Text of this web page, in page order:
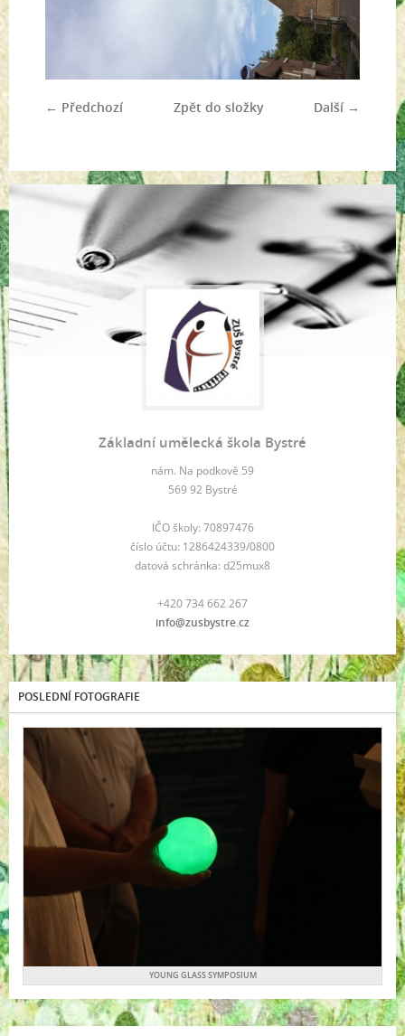
← Předchozí Další →
Zpět do složky
Základní umělecká škola Bystré
nám. Na podkově 59
569 92 Bystré
IČO školy: 70897476
číslo účtu: 1286424339/0800
datová schránka: d25mux8
+420 734 662 267
info@zusbystre.cz
POSLEDNÍ FOTOGRAFIE
YOUNG GLASS SYMPOSIUM